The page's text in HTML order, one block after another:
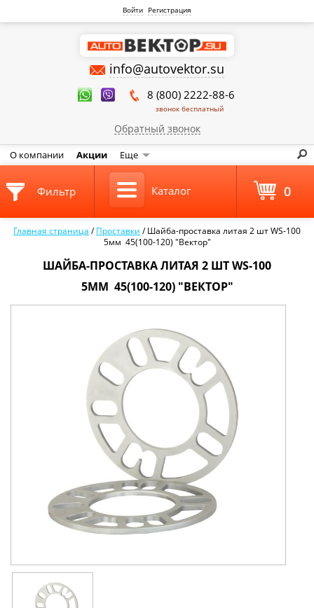
Войти Регистрация
info@autovektor.su
8 (800) 2222-88-6
звонок бесплатный
Обратный звонок
О компании Акции Еще
Главная страница /Проставки /Шайба-проставка литая 2 шт WS-100
5мм 45(100-120) "Вектор"
ШАЙБА-ПРОСТАВКА ЛИТАЯ 2 ШТ WS-100
5ММ 45(100-120) "ВЕКТОР"
Фильтр Каталог 0